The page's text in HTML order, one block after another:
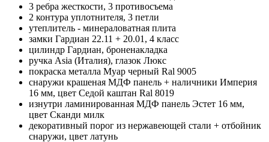
3 ребра жесткости, 3 противосъема
2 контура уплотнителя, 3 петли
утеплитель - минераловатная плита
замки Гардиан 22.11 + 20.01, 4 класс
цилиндр Гардиан, броненакладка
ручка Asia (Италия), глазок Люкс
покраска металла Муар черный Ral 9005
снаружи крашеная МДФ панель + наличники Империя
16 мм, цвет Седой каштан Ral 8019
изнутри ламинированная МДФ панель Эстет 16 мм,
цвет Сканди милк
декоративный порог из нержавеющей стали + отбойник
снаружи, цвет латунь